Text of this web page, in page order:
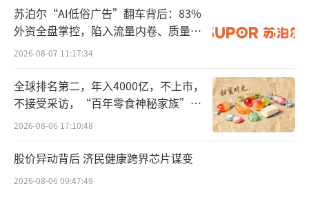
94%。
在会计处理上，越秀资本将中信证券作为
长期股权投资并按权益法核算，其投资收益对
应中信证券净利润×持股比例。
数据显示，2020年至2025年上半年，中信
证券为越秀资本带来的投资收益分别为7.47亿
元、16.07亿元、16.39亿元、16.31亿元、18.5
4亿元和11.56亿元，累计达86.34亿元。
苏泊尔“AI低俗广告”翻车背后：83%
外资全盘掌控，陷入流量内卷、质量频
发的负循环
2026-08-07 11:17:34
全球排名第二，年入4000亿，不上市，
不接受采访，“百年零食神秘家族”浮
出水面？
2026-08-06 17:10:48
股价异动背后 济民健康跨界芯片谋变
2026-08-06 09:47:49